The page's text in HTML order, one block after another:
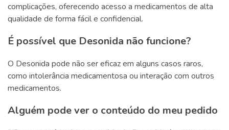
complicações, oferecendo acesso a medicamentos de alta
qualidade de forma fácil e confidencial.
É possível que Desonida não funcione?
O Desonida pode não ser eficaz em alguns casos raros,
como intolerância medicamentosa ou interação com outros
medicamentos.
Alguém pode ver o conteúdo do meu pedido